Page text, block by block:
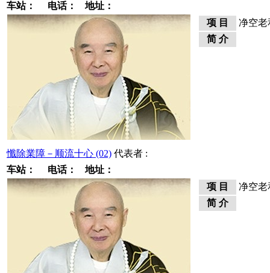
车站：
电话：
地址：
项 目
净空老
简 介
懺除業障－顺流十心 (02) 代表者 :
车站：
电话：
地址：
项 目
净空老
简 介